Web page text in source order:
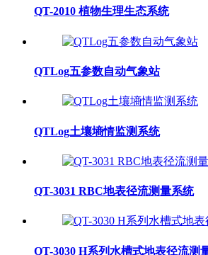
QT-2010 植物生理生态系统
QTLog五参数自动气象站
QTLog土壤墒情监测系统
QT-3031 RBC地表径流测量系统
QT-3030 H系列水槽式地表径流测